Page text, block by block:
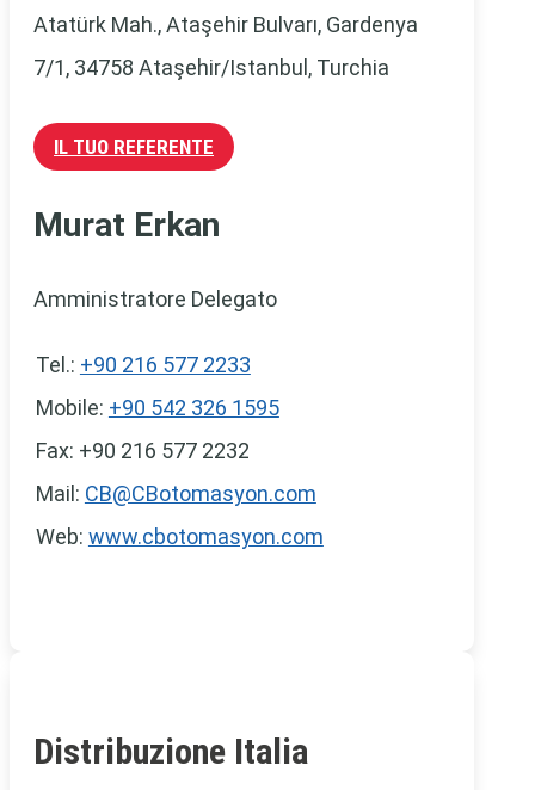
Atatürk Mah., Ataşehir Bulvarı, Gardenya
7/1, 34758 Ataşehir/Istanbul, Turchia
IL TUO REFERENTE
Murat Erkan
Amministratore Delegato
Tel.: +90 216 577 2233
Mobile: +90 542 326 1595
Fax: +90 216 577 2232
Mail: CB@CBotomasyon.com
Web: www.cbotomasyon.com
Distribuzione Italia